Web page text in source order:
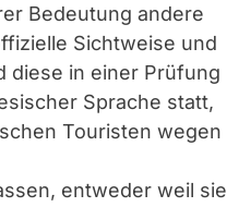
Bedeutung andere
Sichtweise und
diese in einer Prüfung
Sprache statt,
Touristen wegen
entweder weil sie